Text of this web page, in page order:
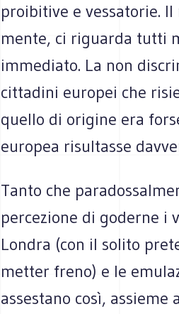
proibitive e vessatorie.
mente, ci riguarda tutti
immediato. La non
cittadini europei che
quello di origine era
europea risultasse
Tanto che
percezione di goderne i
Londra (con il solito
metter freno) e le
assestano così,